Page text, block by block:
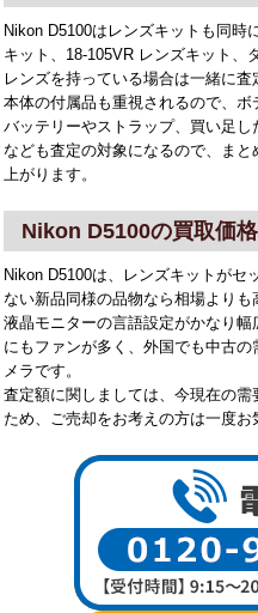
Nikon D5100はレンズキットも同時
キット、18-105VR レンズキット、
レンズを持っている場合は一緒に査
本体の付属品も重視されるので、ボ
バッテリーやストラップ、買い足
なども査定の対象になるので、ま
上がります。
Nikon D5100の買取価
Nikon D5100は、レンズキットがセ
ない新品同様の品物なら相場よりも
液晶モニターの言語設定がかなり
にもファンが多く、外国でも中古
メラです。
査定額に関しましては、今現在の
ため、ご売却をお考えの方は一度お